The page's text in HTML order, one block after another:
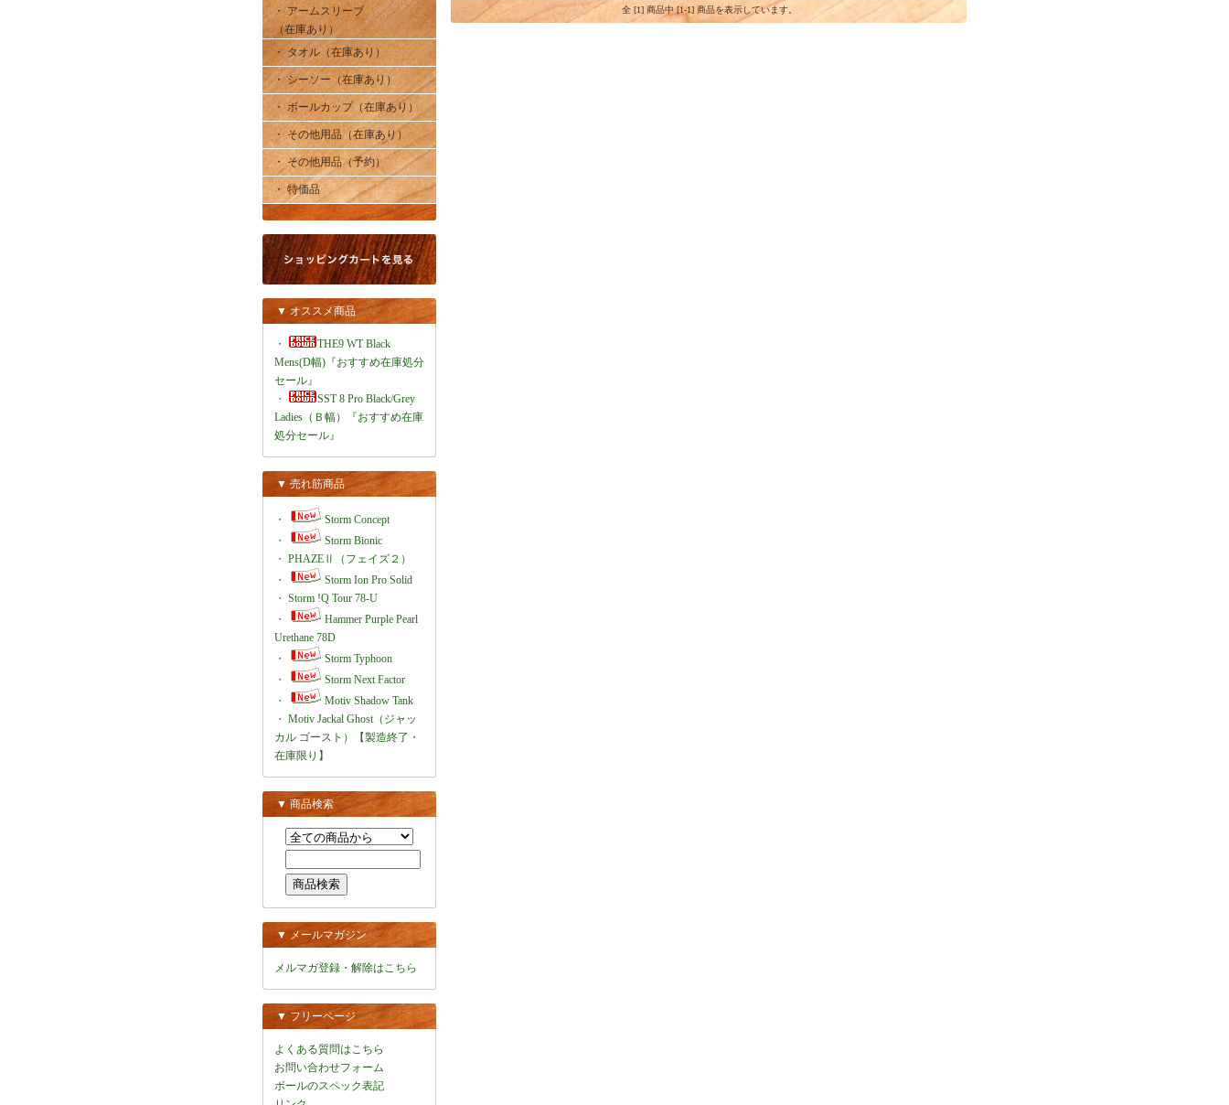
・ アームスリーブ
（在庫あり）
・ タオル（在庫あり）
・ シーソー（在庫あり）
・ ボールカップ（在庫あり）
・ その他用品（在庫あり）
・ その他用品（予約）
・ 特価品
▼ オススメ商品
・
THE9 WT Black
Mens(D幅)『おすすめ在庫処分
セール』
・
SST 8 Pro Black/Grey
Ladies（Ｂ幅）『おすすめ在庫
処分セール』
▼ 売れ筋商品
・
Storm Concept
・
Storm Bionic
・ PHAZEⅡ（フェイズ２）
・
Storm Ion Pro Solid
・ Storm !Q Tour 78-U
・
Hammer Purple Pearl
Urethane 78D
・
Storm Typhoon
・
Storm Next Factor
・
Motiv Shadow Tank
・ Motiv Jackal Ghost（ジャッ
カル ゴースト）【製造終了・
在庫限り】
▼ 商品検索
▼ メールマガジン
メルマガ登録・解除はこちら
▼ フリーページ
よくある質問はこちら
お問い合わせフォーム
ボールのスペック表記
全 [1] 商品中 [1-1] 商品を表示しています。